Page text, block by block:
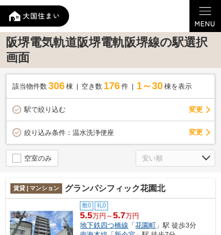
阪堺電気軌道阪堺電軌阪堺線の駅選択
画面
該当物件数 306棟 空き数 176 件 1～30 棟を表示
駅で絞り込む 変更
絞り込み条件： 温水洗浄便座 変更
空室のみ
賃貸 | マンション グランパシフィック花園北
敷0 礼0
5.5万円～5.7万円
地下鉄四つ橋線 「花園町 」駅 徒歩3分